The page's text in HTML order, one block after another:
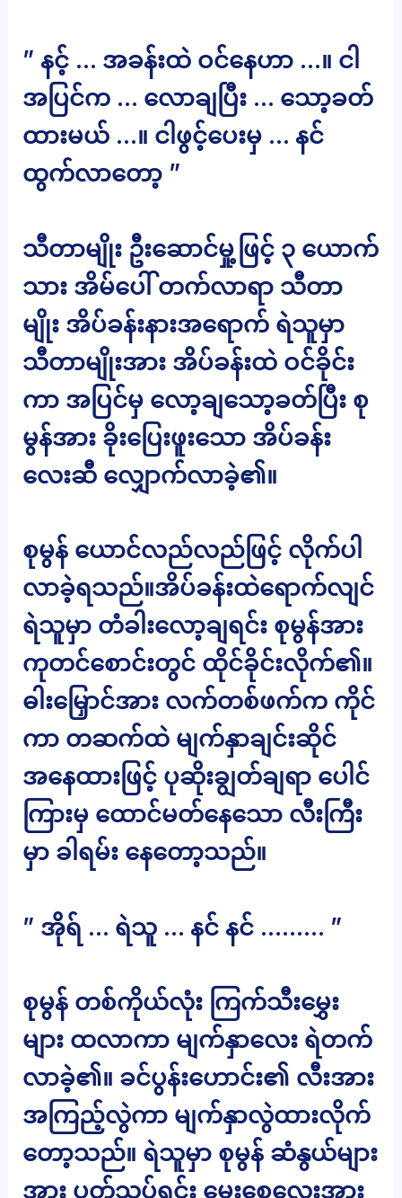
” နင့် … အခန်းထဲ ဝင်နေဟာ …။ ငါ
အပြင်က … လောချပြီး … သော့ခတ်
ထားမယ် …။ ငါဖွင့်ပေးမှ … နင်
ထွက်လာတော့ ”
သီတာမျိုး ဦးဆောင်မှု့ဖြင့် ၃ ယောက်
သား အိမ်ပေါ် တက်လာရာ သီတာ
မျိုး အိပ်ခန်းနားအရောက် ရဲသူမှာ
သီတာမျိုးအား အိပ်ခန်းထဲ ဝင်ခိုင်း
ကာ အပြင်မှ လော့ချသော့ခတ်ပြီး စု
မွန်အား ခိုးပြေးဖူးသော အိပ်ခန်း
လေးဆီ လျှောက်လာခဲ့၏။
စုမွန် ယောင်လည်လည်ဖြင့် လိုက်ပါ
လာခဲ့ရသည်။အိပ်ခန်းထဲရောက်လျင်
ရဲသူမှာ တံခါးလော့ချရင်း စုမွန်အား
ကုတင်စောင်းတွင် ထိုင်ခိုင်းလိုက်၏။
ဓါးမြှောင်အား လက်တစ်ဖက်က ကိုင်
ကာ တဆက်ထဲ မျက်နှာချင်းဆိုင်
အနေထားဖြင့် ပုဆိုးချွတ်ချရာ ပေါင်
ကြားမှ ထောင်မတ်နေသော လီးကြီး
မှာ ခါရမ်း နေတော့သည်။
” အိုရ် … ရဲသူ … နင် နင် ……… ”
စုမွန် တစ်ကိုယ်လုံး ကြက်သီးမွှေး
များ ထလာကာ မျက်နှာလေး ရဲတက်
လာခဲ့၏။ ခင်ပွန်းဟောင်း၏ လီးအား
အကြည့်လွဲကာ မျက်နှာလွဲထားလိုက်
တော့သည်။ ရဲသူမှာ စုမွန် ဆံနွယ်များ
အား ပွတ်သပ်ရင်း မေးစေ့လေးအား